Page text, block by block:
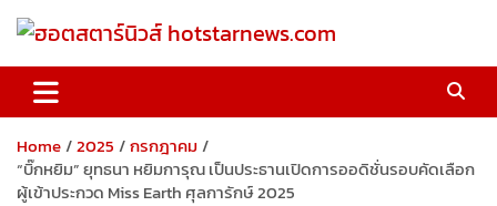
ฮอตสตาร์นิวส์ hotstarnews.com
Home 2025
กรกฎาคม
“บิ๊กหยิม” ยุทธนา หยิมการุณ เป็นประธานเปิดการออดิชั่นรอบคัดเลือก
ผู้เข้าประกวด Miss Earth ศุลการักษ์ 2025